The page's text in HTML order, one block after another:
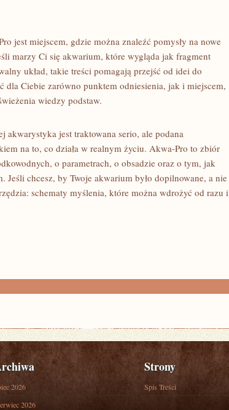
jest miejscem, gdzie można znaleźć pomysły na nowe
marzy Ci się akwarium, które wygląda jak fragment
układ, takie treści pomagają przejść od idei do
Ciebie zarówno punktem odniesienia, jak i miejscem,
wiedzy podstaw.
akwarystyka jest traktowana serio, ale podana
na to, co działa w realnym życiu. Akwa-Pro to zbiór
o parametrach, o obsadzie oraz o tym, jak
chcesz, by Twoje akwarium było dopilnowane, a nie
schematy myślenia, które można wdrożyć od razu i
2026
2026
Strony
Spis Treści